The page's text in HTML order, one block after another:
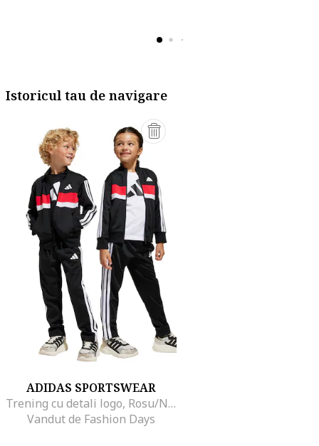
Istoricul tau de navigare
ADIDAS SPORTSWEAR
Trening cu detali logo, Rosu/Negru/Alb optic
Vandut de Fashion Days